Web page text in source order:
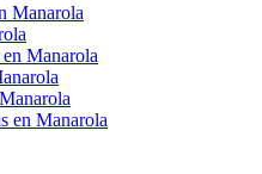
Manarola
Manarola
en Manarola